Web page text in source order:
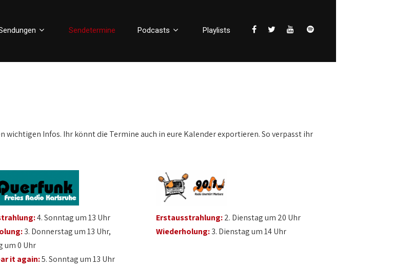
Sendetermine Podcasts Playlists
Infos. Ihr könnt die Termine auch in eure Kalender exportieren. So verpasst ihr
4. Sonntag um 13 Uhr
3. Donnerstag um 13 Uhr,
um 0 Uhr
it again:5. Sonntag um 13 Uhr
Erstausstrahlung:2. Dienstag um 20 Uhr
Wiederholung:3. Dienstag um 14 Uhr